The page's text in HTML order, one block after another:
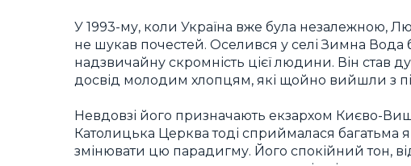
У 1993-му, коли Україна вже була незалежною,
не шукав почестей. Оселився у селі Зимна Вода
надзвичайну скромність цієї людини. Він став
досвід молодим хлопцям, які щойно вийшли з
Невдовзі його призначають екзархом Києво-
Католицька Церква тоді сприймалася багатьма
змінювати цю парадигму. Його спокійний тон,